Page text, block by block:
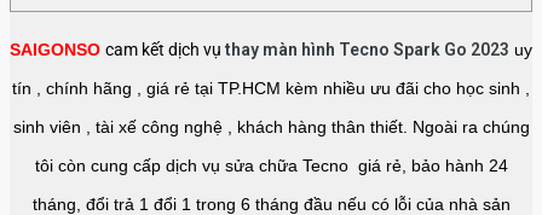
SAIGONSO cam kết dịch vụthay màn hình Tecno Spark Go 2023 uy
tín , chính hãng , giá rẻ tại TP.HCM kèm nhiều ưu đãi cho học sinh ,
sinh viên , tài xế công nghệ , khách hàng thân thiết. Ngoài ra chúng
tôi còn cung cấp dịch vụ sửa chữa Tecno giá rẻ, bảo hành 24
tháng, đổi trả 1 đổi 1 trong 6 tháng đầu nếu có lỗi của nhà sản